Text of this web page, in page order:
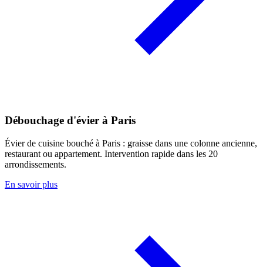
Débouchage d'évier à Paris
Évier de cuisine bouché à Paris : graisse dans une colonne ancienne,
restaurant ou appartement. Intervention rapide dans les 20
arrondissements.
En savoir plus